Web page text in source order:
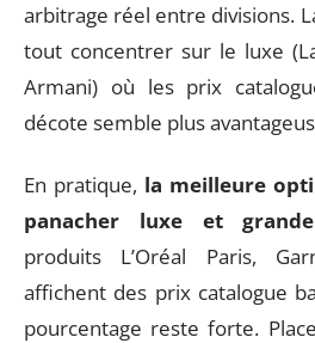
arbitrage réel entre divisions.
tout concentrer sur le luxe
Armani) où les prix
décote semble plus
En pratique, la meilleure
panacher luxe et
produits L’Oréal Paris,
affichent des prix catalogue
pourcentage reste forte.